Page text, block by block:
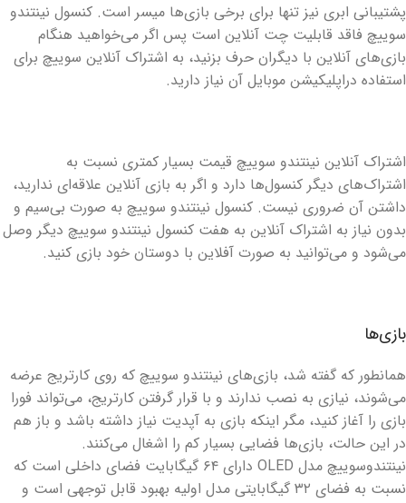
پشتیبانی ابری نیز تنها برای برخی بازی‌ها میسر است. کنسول نینتندو
سوییچ فاقد قابلیت چت آنلاین است پس اگر می‌خواهید هنگام
بازی‌های آنلاین با دیگران حرف بزنید، به اشتراک آنلاین سوییچ برای
استفاده دراپلیکیشن موبایل آن نیاز دارید.
اشتراک آنلاین نینتندو سوییچ قیمت بسیار کمتری نسبت به
اشتراک‌های دیگر کنسول‌ها دارد و اگر به بازی آنلاین علاقه‌ای ندارید،
داشتن آن ضروری نیست. کنسول نینتندو سوییچ به صورت بی‌سیم و
بدون نیاز به اشتراک آنلاین به هفت کنسول نینتندو سوییچ دیگر وصل
می‌شود و می‌توانید به صورت آفلاین با دوستان خود بازی کنید.
بازی‌ها
همانطور که گفته شد، بازی‌های نینتندو سوییچ که روی کارتریج عرضه
می‌شوند،‌ نیازی به نصب ندارند و با قرار گرفتن کارتریج، می‌تواند فورا
بازی را آغاز کنید، مگر اینکه بازی به آپدیت نیاز داشته باشد و باز هم
در این حالت، بازی‌ها فضایی بسیار کم را اشغال می‌کنند.
نینتندوسوییچ مدل OLED دارای ۶۴ گیگابایت فضای داخلی است که
نسبت به فضای ۳۲ گیگابایتی مدل اولیه بهبود قابل توجهی است و